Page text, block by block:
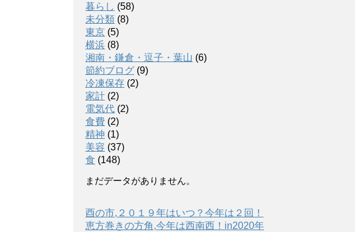
暮らし (58)
未分類 (8)
東京 (5)
横浜 (8)
湘南・鎌倉・逗子・葉山 (6)
節約ブログ (9)
冷凍保存 (2)
家計 (2)
電気代 (2)
食費 (2)
精神 (1)
美容 (37)
食 (148)
まだデータがありません。
酉の市,２０１９年はいつ？今年は２回！
恵方巻きの方角,今年は西南西！in2020年